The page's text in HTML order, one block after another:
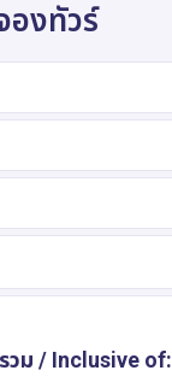
องทัวร์
วม / Inclusive of: